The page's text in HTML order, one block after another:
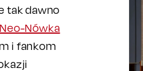
tak dawno
Nówka
i fankom